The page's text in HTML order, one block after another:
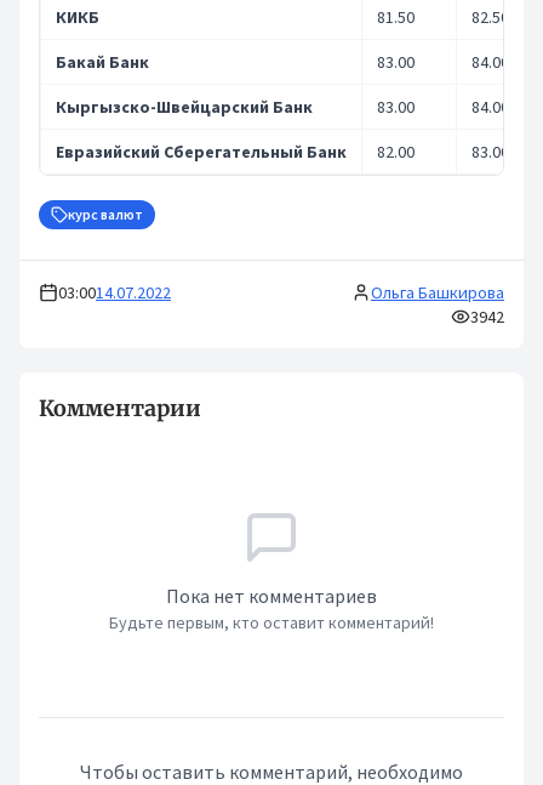
КИКБ 81.50 82.50
Бакай Банк 83.00 84.00
Кыргызско-Швейцарский Банк 83.00 84.00
Евразийский Сберегательный Банк 82.00 83.00
курс валют
03:0014.07.2022
Ольга Башкирова
3942
Комментарии
Пока нет комментариев
Будьте первым, кто оставит комментарий!
Чтобы оставить комментарий, необходимо